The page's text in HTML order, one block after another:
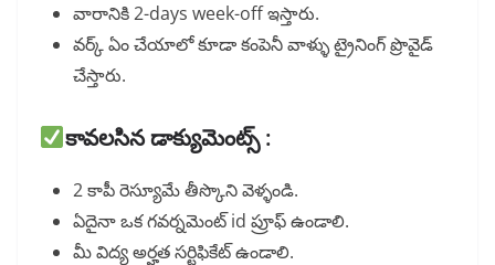
వారానికి 2-days week-off ఇస్తారు.
వర్క్ ఏం చేయాలో కూడా కంపెనీ వాళ్ళు ట్రైనింగ్ ప్రొవైడ్
చేస్తారు.
కావలసిన డాక్యుమెంట్స్ :
2 కాపీ రెస్యూమే తీస్కొని వెళ్ళండి.
ఏదైనా ఒక గవర్నమెంట్ id ప్రూఫ్ ఉండాలి.
మీ విద్య అర్హత సర్టిఫికేట్ ఉండాలి.